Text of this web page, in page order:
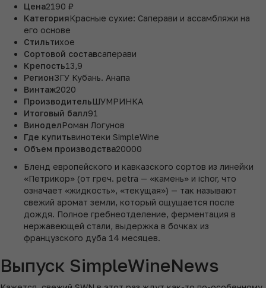
Цена2190 ₽
КатегорияКрасные сухие: Саперави и ассамбляжи на
его основе
Стильтихое
Сортовой составсаперави
Крепость13,9
РегионЗГУ Кубань. Анапа
Винтаж2020
ПроизводительШУМРИНКА
Итоговый балл91
ВиноделРоман Логунов
Где купитьвинотеки SimpleWine
Объем производства20000
Бленд европейского и кавказского сортов из линейки
«Петрикор» (от греч. petra — «камень» и ichor, что
означает «жидкость», «текущая») — так называют
свежий аромат земли, который ощущается после
дождя. Полное гребнеотделение, ферментация в
нержавеющей стали, выдержка в бочках из
французского дуба 14 месяцев.
Выпуск SimpleWineNews